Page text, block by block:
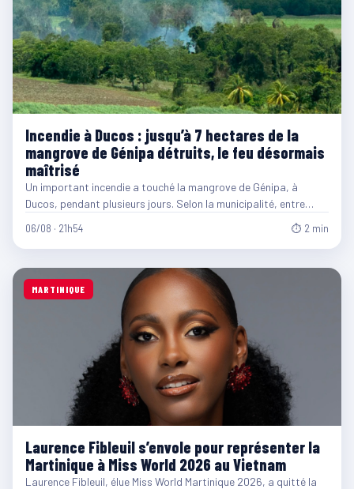
Incendie à Ducos : jusqu’à 7 hectares de la
mangrove de Génipa détruits, le feu désormais
maîtrisé
Un important incendie a touché la mangrove de Génipa, à
Ducos, pendant plusieurs jours. Selon la municipalité, entre…
06/08 · 21h54 ⏱ 2 min
MARTINIQUE
Laurence Fibleuil s’envole pour représenter la
Martinique à Miss World 2026 au Vietnam
Laurence Fibleuil, élue Miss World Martinique 2026, a quitté la